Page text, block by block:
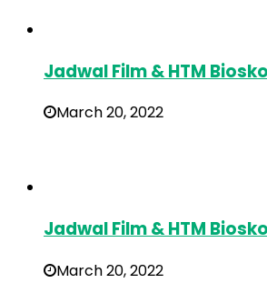
Jadwal Film & HTM
March 20, 2022
Jadwal Film & HTM
March 20, 2022